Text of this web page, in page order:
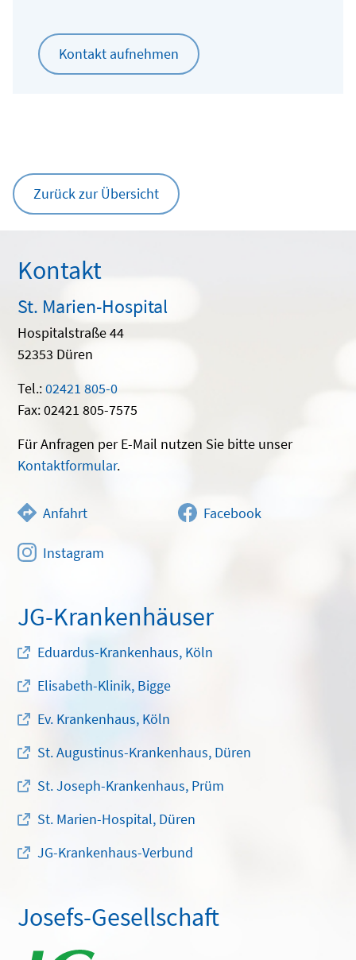
Kontakt aufnehmen
Zurück zur Übersicht
Kontakt
St. Marien-Hospital
Hospitalstraße 44
52353 Düren
Tel.:02421 805-0
Fax: 02421 805-7575
Für Anfragen per E-Mail nutzen Sie bitte unser
Kontaktformular.
Anfahrt Facebook
Instagram
JG-Krankenhäuser
Eduardus-Krankenhaus, Köln
Elisabeth-Klinik, Bigge
Ev. Krankenhaus, Köln
St. Augustinus-Krankenhaus, Düren
St. Joseph-Krankenhaus, Prüm
St. Marien-Hospital, Düren
JG-Krankenhaus-Verbund
Josefs-Gesellschaft